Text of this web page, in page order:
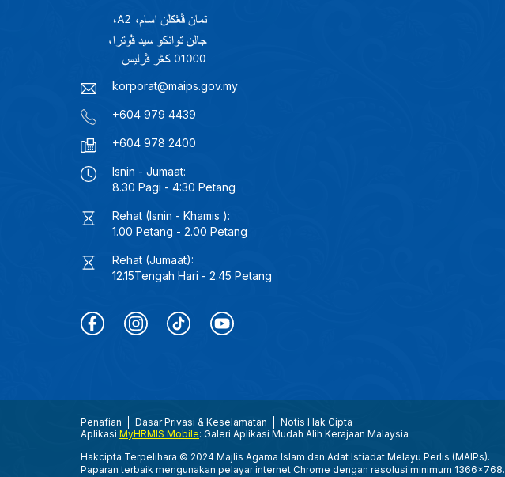
korporat@maips.gov.my
+604 979 4439
+604 978 2400
Isnin - Jumaat:
8.30 Pagi - 4:30 Petang
Rehat (Isnin - Khamis ):
1.00 Petang - 2.00 Petang
Rehat (Jumaat):
12.15Tengah Hari - 2.45 Petang
Penafian Dasar Privasi & Keselamatan
Notis Hak Cipta
Aplikasi MyHRMIS Mobile: Galeri Aplikasi Mudah Alih Kerajaan Malaysia
Hakcipta Terpelihara © 2024 Majlis Agama Islam dan Adat Istiadat Melayu Perlis (MAIPs).
Paparan terbaik mengunakan pelayar internet Chrome dengan resolusi minimum 1366x768.